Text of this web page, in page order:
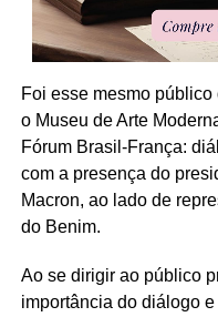
Foi esse mesmo
o Museu de Arte
Fórum Brasil-França:
com a presença do
Macron, ao lado de
do Benim.
Ao se dirigir ao público
importância do diálogo